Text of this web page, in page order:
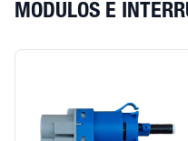
MODULOS E